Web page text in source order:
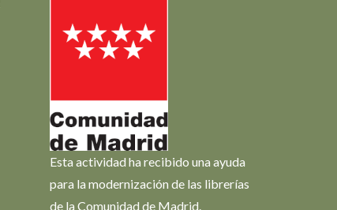
Esta actividad ha recibido una ayuda
para la modernización de las librerías
de la Comunidad de Madrid.